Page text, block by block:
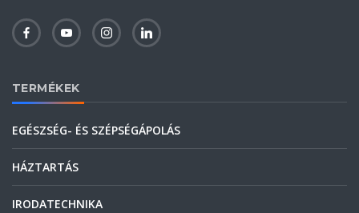
TERMÉKEK
EGÉSZSÉG- ÉS SZÉPSÉGÁPOLÁS
HÁZTARTÁS
IRODATECHNIKA